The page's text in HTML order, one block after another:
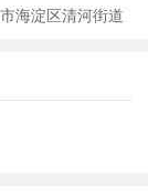
海淀区清河街道